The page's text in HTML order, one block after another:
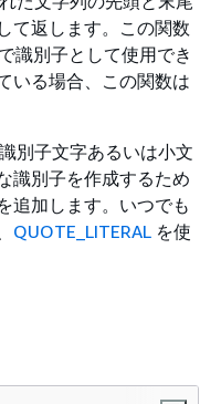
て返します。この関数
識別子として使用でき
いる場合、この関数は
別子文字あるいは小文
識別子を作成するため
追加します。いつでも
QUOTE_LITERAL を使